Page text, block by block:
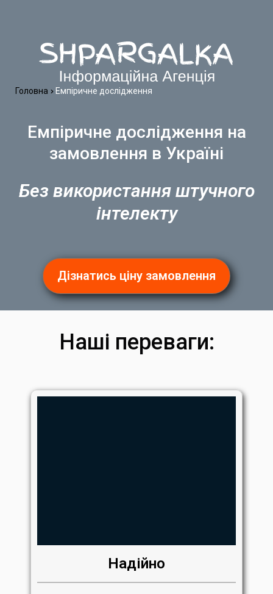
Емпіричне дослідження на
замовлення в Україні
Без використання штучного
інтелекту
Дізнатись ціну замовлення
Головна Емпіричне дослідження
Наші переваги:
Надійно